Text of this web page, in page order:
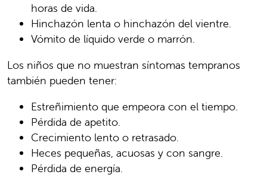
horas de vida.
Hinchazón lenta o hinchazón del vientre.
Vómito de líquido verde o marrón.
Los niños que no muestran síntomas tempranos
también pueden tener:
Estreñimiento que empeora con el tiempo.
Pérdida de apetito.
Crecimiento lento o retrasado.
Heces pequeñas, acuosas y con sangre.
Pérdida de energía.